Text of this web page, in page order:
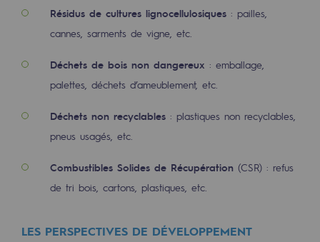
Energiz Mouv
Le programme social et territorial de
Territorial
Engagements auprès des territoires
Social
Social
Notre investissement dans les
Résidus de cultures lignocellulosiques : pailles,
cannes, sarments de vigne, etc.
Déchets de bois non dangereux : emballage,
palettes, déchets d’ameublement, etc.
Déchets non recyclables : plastiques non recyclables,
pneus usagés, etc.
Combustibles Solides de Récupération (CSR) : refus
de tri bois, cartons, plastiques, etc.
LES PERSPECTIVES DE DÉVELOPPEMENT